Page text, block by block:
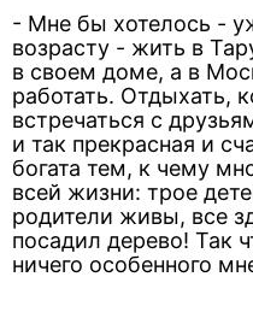
- Мне бы хотелось -
возрасту - жить в
в своем доме, а в
работать. Отдыхать,
встречаться с
и так прекрасная и
богата тем, к чему
всей жизни: трое
родители живы, все
посадил дерево! Так
ничего особенного